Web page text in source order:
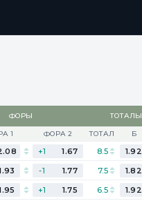
ФОРЫ
ТОТАЛЫ
1 ФОРА 2 ТОТАЛ Б
+1 1.67 8.5 1.92
-1 1.77 7.5 1.82
+1 1.75 6.5 1.92